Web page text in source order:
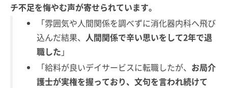
チ不足を悔やむ声が寄せられています。
「雰囲気や人間関係を調べずに消化器内科へ飛び
込んだ結果、 人間関係で辛い思いをして2年で退
職した 」
「給料が良いデイサービスに転職したが、 お局介
護士が実権を握っており、文句を言われ続けて